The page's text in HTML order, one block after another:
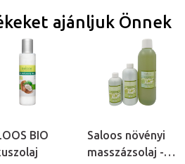
ajánljuk Önnek
BIO
Saloos növényi
masszázsolaj -